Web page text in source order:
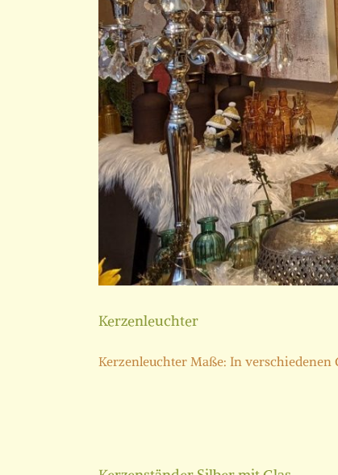
Kerzenleuchter
Kerzenleuchter Maße: In verschiedenen